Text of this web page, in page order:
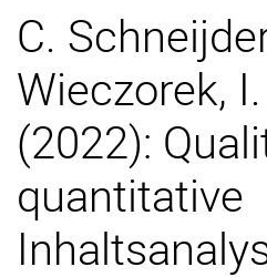
C.
Wieczorek,
(2022):
quantitative